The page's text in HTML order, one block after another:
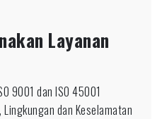
Layanan
9001 dan ISO 45001
dan Keselamatan